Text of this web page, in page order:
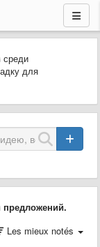
среди
для
Les mieux notés